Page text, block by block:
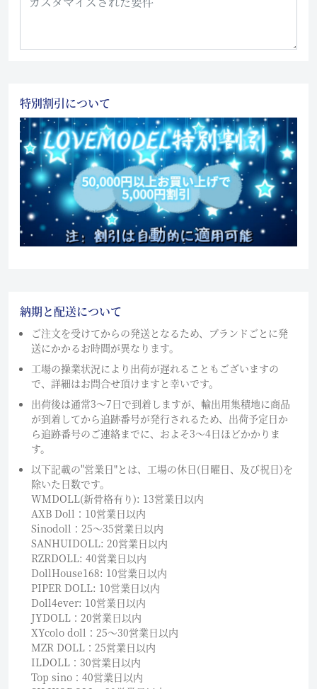
特別割引について
納期と配送について
ご注文を受けてからの発送となるため、ブランドごとに発
送にかかるお時間が異なります。
工場の操業状況により出荷が遅れることもございますの
で、詳細はお問合せ頂けますと幸いです。
出荷後は通常3～7日で到着しますが、輸出用集積地に商品
が到着してから追跡番号が発行されるため、出荷予定日か
ら追跡番号のご連絡までに、およそ3〜4日ほどかかりま
す。
以下記載の"営業日"とは、工場の休日(日曜日、及び祝日)を
除いた日数です。
WMDOLL(新骨格有り): 13営業日以内
AXB Doll：10営業日以内
Sinodoll：25〜35営業日以内
SANHUIDOLL: 20営業日以内
RZRDOLL: 40営業日以内
DollHouse168: 10営業日以内
PIPER DOLL: 10営業日以内
Doll4ever: 10営業日以内
JYDOLL：20営業日以内
XYcolo doll：25〜30営業日以内
MZR DOLL：25営業日以内
ILDOLL：30営業日以内
Top sino：40営業日以内